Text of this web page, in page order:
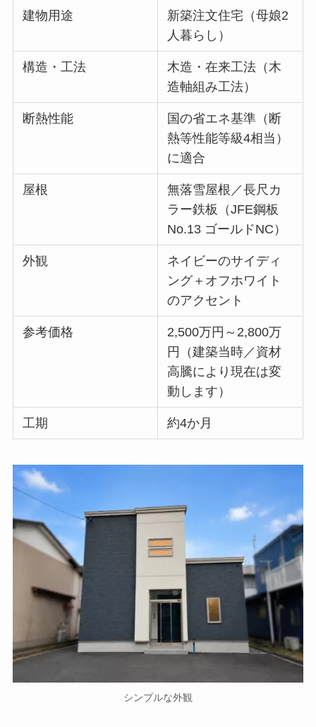
建物用途
新築注文住宅（母娘2
人暮らし）
構造・工法
木造・在来工法（木
造軸組み工法）
断熱性能
国の省エネ基準（断
熱等性能等級4相当）
に適合
屋根
無落雪屋根／長尺カ
ラー鉄板（JFE鋼板
No.13 ゴールドNC）
外観
ネイビーのサイディ
ング＋オフホワイト
のアクセント
参考価格
2,500万円～2,800万
円（建築当時／資材
高騰により現在は変
動します）
工期 約4か月
シンプルな外観